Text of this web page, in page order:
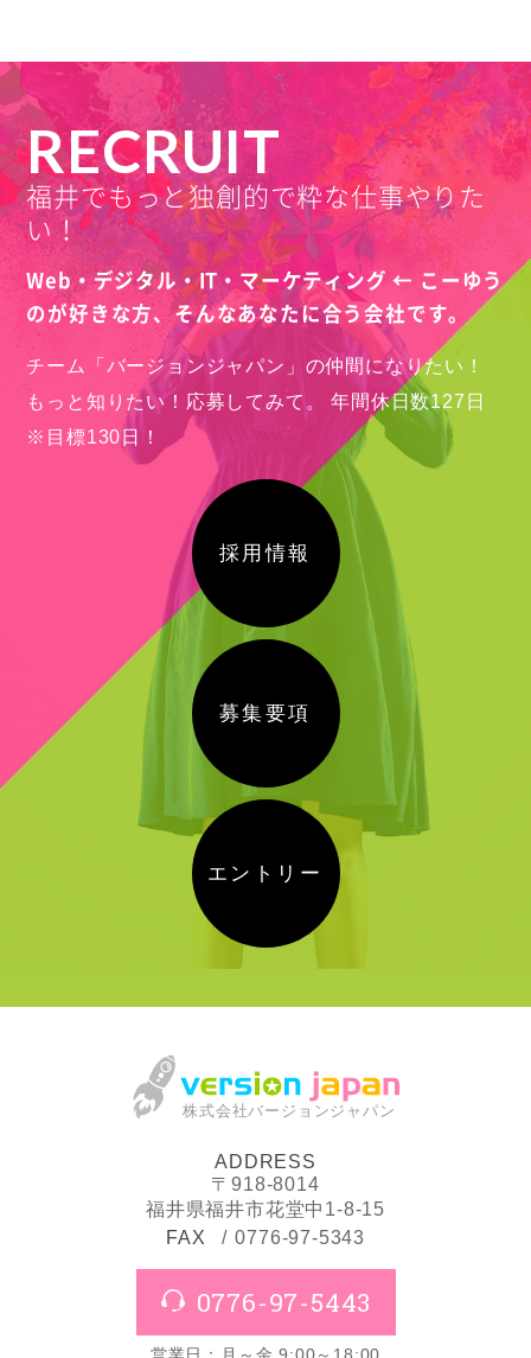
RECRUIT
福井でもっと独創的で粋な仕事やりた
い！
Web・デジタル・IT・マーケティング ← こーゆう
のが好きな方、そんなあなたに合う会社です。
チーム「バージョンジャパン」の仲間になりたい！
もっと知りたい！応募してみて。
年間休日数127日
※目標130日！
採用情報
募集要項
エントリー
株式会社バージョンジャパン
ADDRESS
〒918-8014
福井県福井市花堂中1-8-15
FAX
0776-97-5343
0776-97-5443